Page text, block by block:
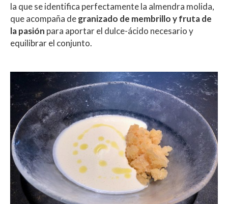
la que se identifica perfectamente la almendra molida,
que acompaña degranizado de membrillo y fruta de
la pasión para aportar el dulce-ácido necesario y
equilibrar el conjunto.